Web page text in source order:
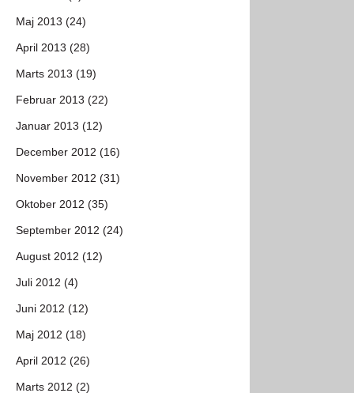
Maj 2013 (24)
April 2013 (28)
Marts 2013 (19)
Februar 2013 (22)
Januar 2013 (12)
December 2012 (16)
November 2012 (31)
Oktober 2012 (35)
September 2012 (24)
August 2012 (12)
Juli 2012 (4)
Juni 2012 (12)
Maj 2012 (18)
April 2012 (26)
Marts 2012 (2)